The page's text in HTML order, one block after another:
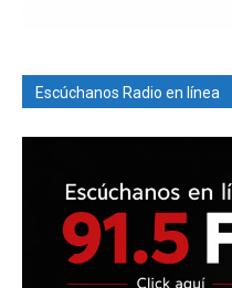
Escúchanos Radio en línea